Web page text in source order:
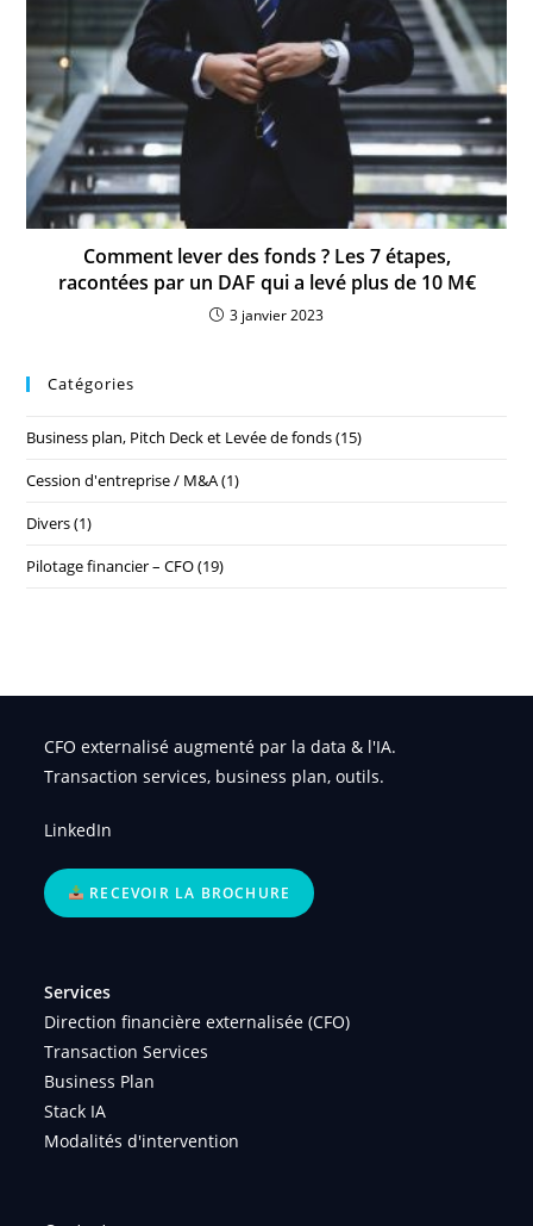
Comment lever des fonds ? Les 7 étapes,
racontées par un DAF qui a levé plus de 10 M€
3 janvier 2023
Catégories
Business plan, Pitch Deck et Levée de fonds(15)
Cession d'entreprise / M&A(1)
Divers(1)
Pilotage financier – CFO(19)
CFO externalisé augmenté par la data & l'IA.
Transaction services, business plan, outils.
LinkedIn
RECEVOIR LA BROCHURE
Services
Direction financière externalisée (CFO)
Transaction Services
Business Plan
Stack IA
Modalités d'intervention